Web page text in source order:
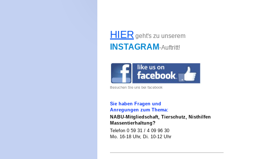
HIER geht's zu unserem
INSTAGRAM-Auftritt!
Besuchen Sie uns bei facebook
Sie haben Fragen und
Anregungen zum Thema:
NABU-Mitgliedschaft, Tierschutz, Nisthilfen
Massentierhaltung?
Telefon 0 59 31 / 4 09 96 30
Mo. 16-18 Uhr, Di. 10-12 Uhr